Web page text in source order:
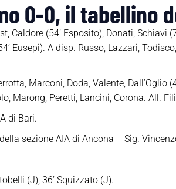
0-0, il tabellino
Caldore (54’ Esposito), Donati, Schiavi
Eusepi). A disp. Russo, Lazzari,
Marconi, Doda, Valente, Dall’Oglio
Marong, Peretti, Lancini, Corona. All.
di Bari.
sezione AIA di Ancona – Sig.
(J), 36’ Squizzato (J).